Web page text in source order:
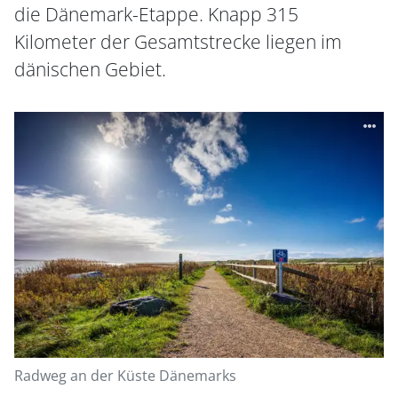
die Dänemark-Etappe. Knapp 315
Kilometer der Gesamtstrecke liegen im
dänischen Gebiet.
Radweg an der Küste Dänemarks